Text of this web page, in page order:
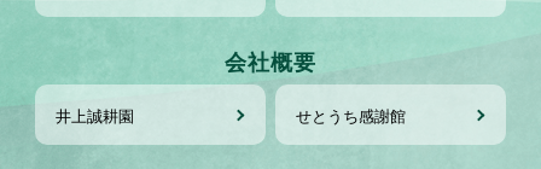
会社概要
井上誠耕園 せとうち感謝館